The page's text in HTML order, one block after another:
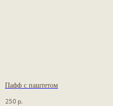
Пафф с паштетом
250 р.